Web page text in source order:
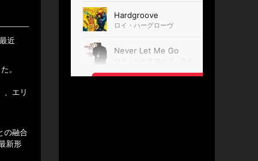
近
。
、エリ
の融合
新形